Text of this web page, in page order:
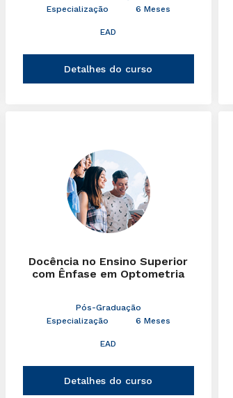
Especialização
6 Meses
EAD
Detalhes do curso
Docência no Ensino Superior
com Ênfase em Optometria
Pós-Graduação
Especialização
6 Meses
EAD
Detalhes do curso